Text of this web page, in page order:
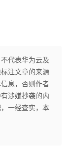
代表华为云及
注文章的来源
息，否则作者
涉嫌抄袭的内
一经查实，本